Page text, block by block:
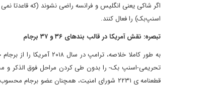
اگر شاکی یعنی انگلیس و فرانسه راضی نشوند (که قاعدتا
اسنپ‌بک) را فعال کنند.
تبصره: نقش آمریکا در قالب بندهای ۳۶ و ۳۷ برجام
تحریمی-اسنپ بک- را بدون طی کردن مراحل فوق الذکر و
قطعنامه ی ۲۲۳۱ شورای امنیت، همچنان عضو